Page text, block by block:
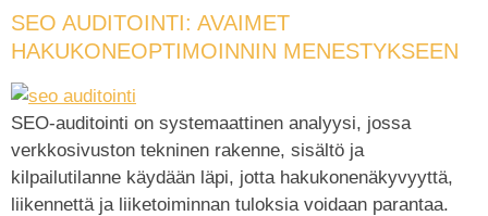
SEO AUDITOINTI: AVAIMET
HAKUKONEOPTIMOINNIN MENESTYKSEEN
SEO-auditointi on systemaattinen analyysi, jossa
verkkosivuston tekninen rakenne, sisältö ja
kilpailutilanne käydään läpi, jotta hakukonenäkyvyyttä,
liikennettä ja liiketoiminnan tuloksia voidaan parantaa.